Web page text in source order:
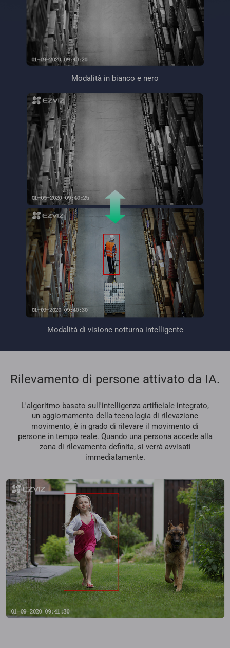
Modalità in bianco e nero
Modalità di visione notturna intelligente
Rilevamento di persone attivato da IA.
L'algoritmo basato sull'intelligenza artificiale integrato,
un aggiornamento della tecnologia di rilevazione
movimento, è in grado di rilevare il movimento di
persone in tempo reale. Quando una persona accede alla
zona di rilevamento definita, si verrà avvisati
immediatamente.